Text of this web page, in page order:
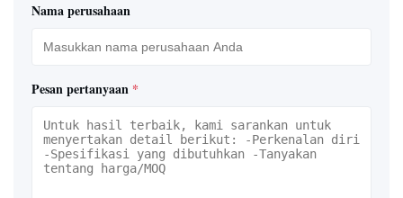
Nama perusahaan
Pesan pertanyaan *